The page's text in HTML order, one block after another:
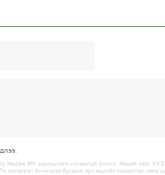
Medee.MN хариуцлага хүлээхгүй болно. Манай сайт
сэтгэгдэл бичихдээ бусдын эрх ашгийг хүндэтгэн үзнэ